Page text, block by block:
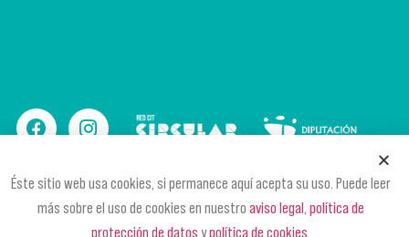
Éste sitio web usa cookies, si permanece aquí acepta su uso. Puede leer
más sobre el uso de cookies en nuestro aviso legal política de
protección de datos ypolítica de cookies